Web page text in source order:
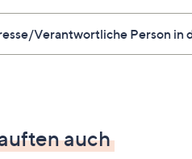
Holzplatten
x 40 x 56 cm (L x B x H)
Verantwortliche Person in
auch